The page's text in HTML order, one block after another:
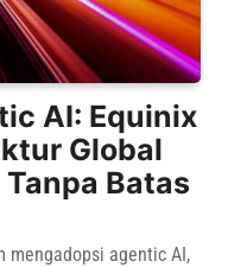
AI: Equinix
Global
Batas
mengadopsi agentic AI,